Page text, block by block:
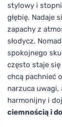
stylowy i
głębię. Nadaje
zapachy z
słodycz.
spokojnego
często staje
chcą pachnieć
narzuca
harmonijny i
ciemnością i